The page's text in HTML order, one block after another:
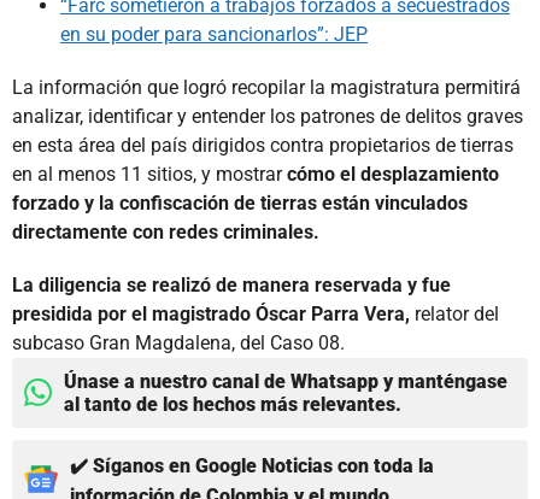
“Farc sometieron a trabajos forzados a secuestrados
en su poder para sancionarlos”: JEP
La información que logró recopilar la magistratura permitirá
analizar, identificar y entender los patrones de delitos graves
en esta área del país dirigidos contra propietarios de tierras
en al menos 11 sitios, y mostrarcómo el desplazamiento
forzado y la confiscación de tierras están vinculados
directamente con redes criminales.
La diligencia se realizó de manera reservada y fue
presidida por el magistrado Óscar Parra Vera, relator del
subcaso Gran Magdalena, del Caso 08.
Únase a nuestro canal de Whatsapp y manténgase
al tanto de los hechos más relevantes.
✔️ Síganos en Google Noticias con toda la